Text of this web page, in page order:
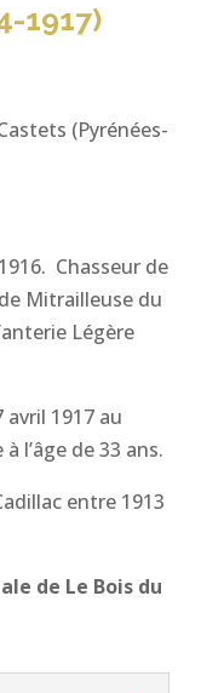
1917)
(Pyrénées-
Chasseur de
Mitrailleuse du
Légère
avril 1917 au
l’âge de 33 ans.
entre 1913
de Le Bois du